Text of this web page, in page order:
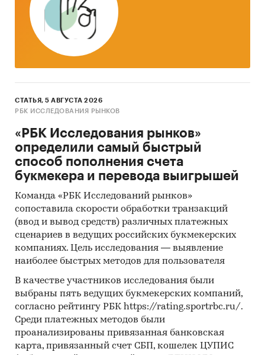
СТАТЬЯ, 5 АВГУСТА 2026
РБК ИССЛЕДОВАНИЯ РЫНКОВ
«РБК Исследования рынков»
определили самый быстрый
способ пополнения счета
букмекера и перевода выигрышей
Команда «РБК Исследований рынков»
сопоставила скорости обработки транзакций
(ввод и вывод средств) различных платежных
сценариев в ведущих российских букмекерских
компаниях. Цель исследования — выявление
наиболее быстрых методов для пользователя
В качестве участников исследования были
выбраны пять ведущих букмекерских компаний,
согласно рейтингу РБК https://rating.sportrbc.ru/.
Среди платежных методов были
проанализированы привязанная банковская
карта, привязанный счет СБП, кошелек ЦУПИС